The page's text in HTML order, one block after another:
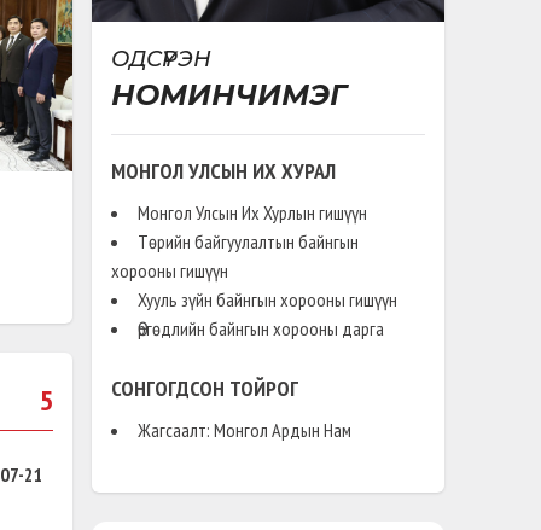
05
Гэр
Улсын
5
21
ОДСҮРЭН
НОМИНЧИМЭГ
МОНГОЛ УЛСЫН ИХ ХУРАЛ
Монгол Улсын Их Хурлын гишүүн
Төрийн байгуулалтын байнгын
хорооны гишүүн
Хууль зүйн байнгын хорооны гишүүн
Өргөдлийн байнгын хорооны дарга
СОНГОГДСОН ТОЙРОГ
Жагсаалт: Монгол Ардын Нам